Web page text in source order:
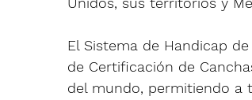
El Sistema de Handicap
de Certificación de
del mundo, permitiendo a